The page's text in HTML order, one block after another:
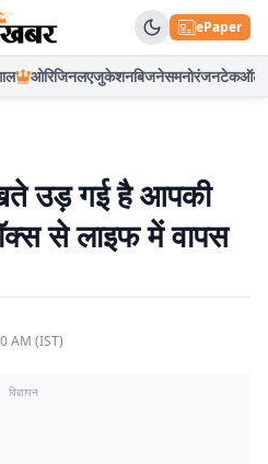
ePaper
ओरिजिनलएजुकेशनबिजनेसमनोरंजनटेकऑटो
उड़ गई है आपकी
से लाइफ में वापस
AM (IST)
विज्ञापन